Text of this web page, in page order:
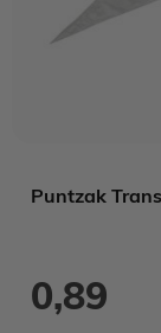
Puntzak
0,89